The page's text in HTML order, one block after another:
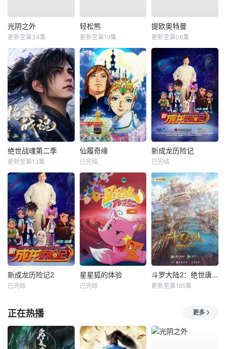
光阴之外
更新至第34集
轻松熊
更新至第19集
提欧奥特曼
更新至第06集
绝世战魂第二季
更新至第13集
仙履奇缘
已完结
新成龙历险记
已完结
新成龙历险记2
已完结
星星狐的体验
已完结
斗罗大陆2：绝世唐门
更新至第165集
正在热播 更多